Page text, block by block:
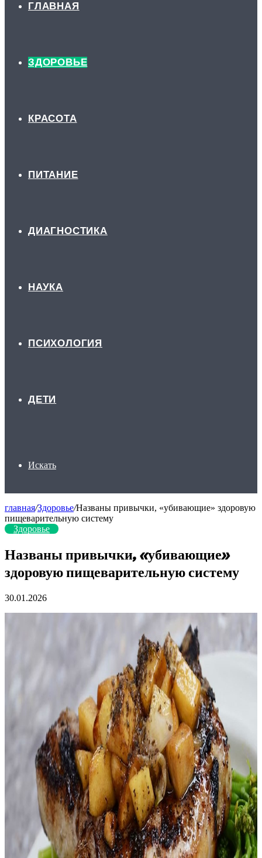
ГЛАВНАЯ
ЗДОРОВЬЕ
КРАСОТА
ПИТАНИЕ
ДИАГНОСТИКА
НАУКА
ПСИХОЛОГИЯ
ДЕТИ
Искать
главная/Здоровье/Названы привычки, «убивающие» здоровую
пищеварительную систему
Здоровье
Названы привычки, «убивающие»
здоровую пищеварительную систему
30.01.2026